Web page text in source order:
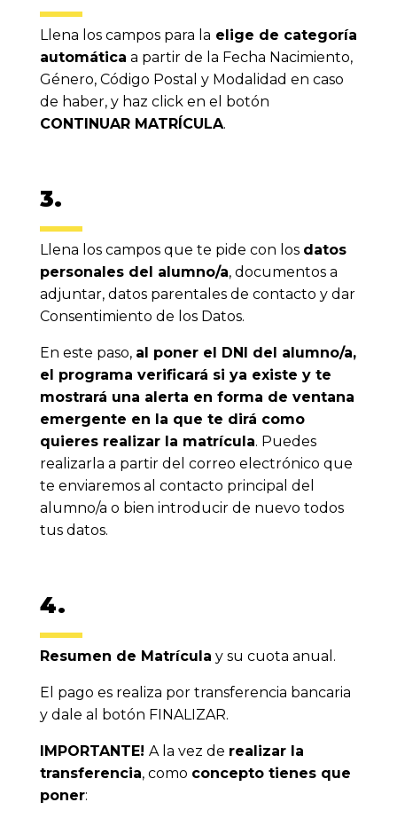
Llena los campos para la elige de categoría
automática a partir de la Fecha Nacimiento,
Género, Código Postal y Modalidad en caso
de haber, y haz click en el botón
CONTINUAR MATRÍCULA.
3.
Llena los campos que te pide con los datos
personales del alumno/a, documentos a
adjuntar, datos parentales de contacto y dar
Consentimiento de los Datos.
En este paso, al poner el DNI del alumno/a,
el programa verificará si ya existe y te
mostrará una alerta en forma de ventana
emergente en la que te dirá como
quieres realizar la matrícula. Puedes
realizarla a partir del correo electrónico que
te enviaremos al contacto principal del
alumno/a o bien introducir de nuevo todos
tus datos.
4.
Resumen de Matrícula y su cuota anual.
El pago es realiza por transferencia bancaria
y dale al botón FINALIZAR.
IMPORTANTE! A la vez de realizar la
transferencia, como concepto tienes que
poner: